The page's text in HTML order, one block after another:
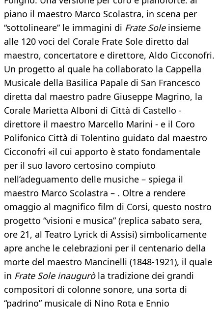
piano il maestro Marco Scolastra, in scena per
“sottolineare” le immagini di Frate Soleinsieme
alle 120 voci del Corale Frate Sole diretto dal
maestro, concertatore e direttore, Aldo Cicconofri.
Un progetto al quale ha collaborato la Cappella
Musicale della Basilica Papale di San Francesco
diretta dal maestro padre Giuseppe Magrino, la
Corale Marietta Alboni di Città di Castello -
direttore il maestro Marcello Marini - e il Coro
Polifonico Città di Tolentino guidato dal maestro
Cicconofri «il cui apporto è stato fondamentale
per il suo lavoro certosino compiuto
nell’adeguamento delle musiche – spiega il
maestro Marco Scolastra – . Oltre a rendere
omaggio al magnifico film di Corsi, questo nostro
progetto “visioni e musica” (replica sabato sera,
ore 21, al Teatro Lyrick di Assisi) simbolicamente
apre anche le celebrazioni per il centenario della
morte del maestro Mancinelli (1848-1921), il quale
in Frate Sole inauguròla tradizione dei grandi
compositori di colonne sonore, una sorta di
“padrino” musicale di Nino Rota e Ennio